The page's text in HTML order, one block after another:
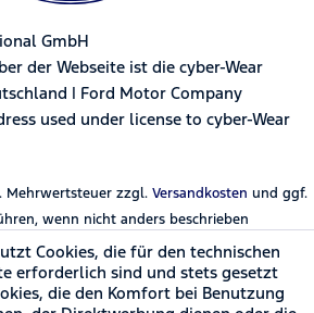
GmbH
der Webseite ist die cyber-Wear
| Ford Motor Company
used under license to cyber-Wear
Mehrwertsteuer zzgl. Versandkosten und ggf.
wenn nicht anders beschrieben
Cookies, die für den technischen
erforderlich sind und stets gesetzt
die den Komfort bei Benutzung